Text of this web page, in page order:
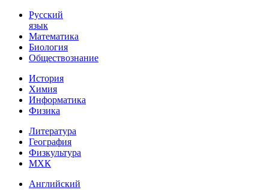
Русский
язык
Математика
Биология
Обществознание
История
Химия
Информатика
Физика
Литература
География
Физкультура
МХК
Английский